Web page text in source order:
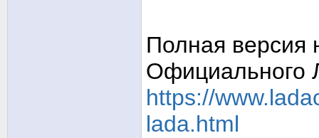
Полная версия
Официального
https://
lada.html